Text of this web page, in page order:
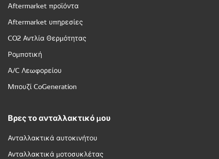
Aftermarket προϊόντα
Aftermarket υπηρεσίες
CO2 Αντλία Θερμότητας
Ρομποτική
A/C Λεωφορείου
Μπουζί CoGeneration
Βρες το ανταλλακτικό μου
Ανταλλακτικά αυτοκινήτου
Ανταλλακτικά μοτοσυκλέτας